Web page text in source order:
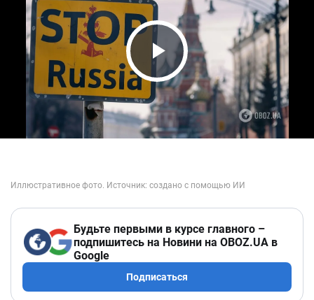
Play Video
Будьте первыми в курсе главного –
подпишитесь на Новини на OBOZ.UA в
Google
Подписаться